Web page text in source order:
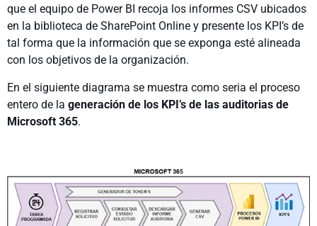
que el equipo de Power BI recoja los informes CSV ubicados
en la biblioteca de SharePoint Online y presente los KPI’s de
tal forma que la información que se exponga esté alineada
con los objetivos de la organización.
En el siguiente diagrama se muestra como seria el proceso
entero de la generación de los KPI’s de las auditorias de
Microsoft 365.